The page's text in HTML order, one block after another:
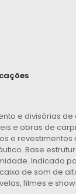
e divisórias
e obras de
e revestimentos
Base
Indicado
de som de
filmes e